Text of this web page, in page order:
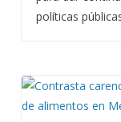
políticas